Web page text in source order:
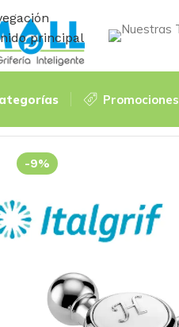
principal
Promociones
-9%